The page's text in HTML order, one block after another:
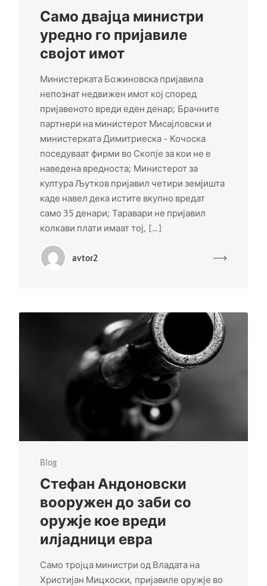
Само двајца министри
уредно го пријавиле
својот имот
Министерката Божиновска пријавила
непознат недвижен имот кој според
пријавеното вреди еден денар; Брачните
партнери на министерот Мисајловски и
министерката Димитриеска – Кочоска
поседуваат фирми во Скопје за кои не е
наведена вредноста; Министерот за
култура Љутков пријавил четири земјишта
каде навел дека истите вкупно вредат
само 35 денари; Таравари не пријавил
колкави плати имаат тој, […]
avtor2
Blog
Стефан Андоновски
вооружен до заби со
оружје кое вреди
илјадници евра
Само тројца министри од Владата на
Христијан Мицкоски, пријавиле оружје во